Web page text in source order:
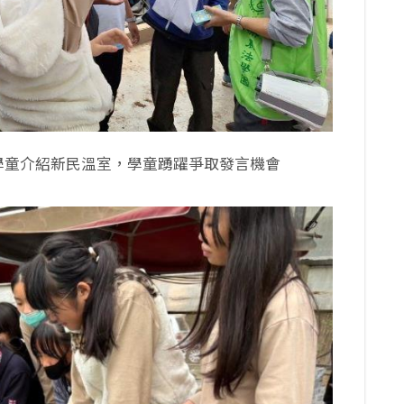
介紹新民溫室，學童踴躍爭取發言機會